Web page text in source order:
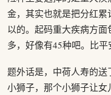
金，其实也就是把分红
以的。起码重大疾病方
多，好像有45种吧。比平
题外话是，中荷人寿的
小狮子，那个小狮子让